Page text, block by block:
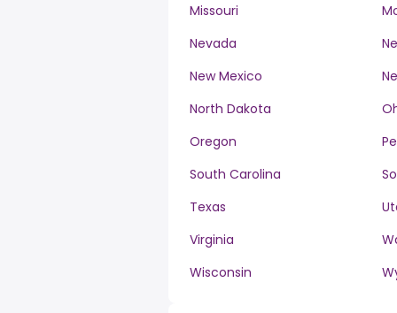
Missouri
Nevada
New Mexico
North Dakota
Oregon
South Carolina
Texas
Virginia
Wisconsin